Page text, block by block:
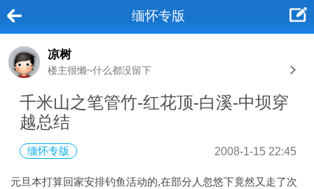
缅怀专版
凉树
楼主很懒~什么都没留下
千米山之笔管竹-红花顶-白溪-中坝穿
越总结
缅怀专版 2008-1-15 22:45
元旦本打算回家安排钓鱼活动的,在部分人忽悠下竟然又走了次